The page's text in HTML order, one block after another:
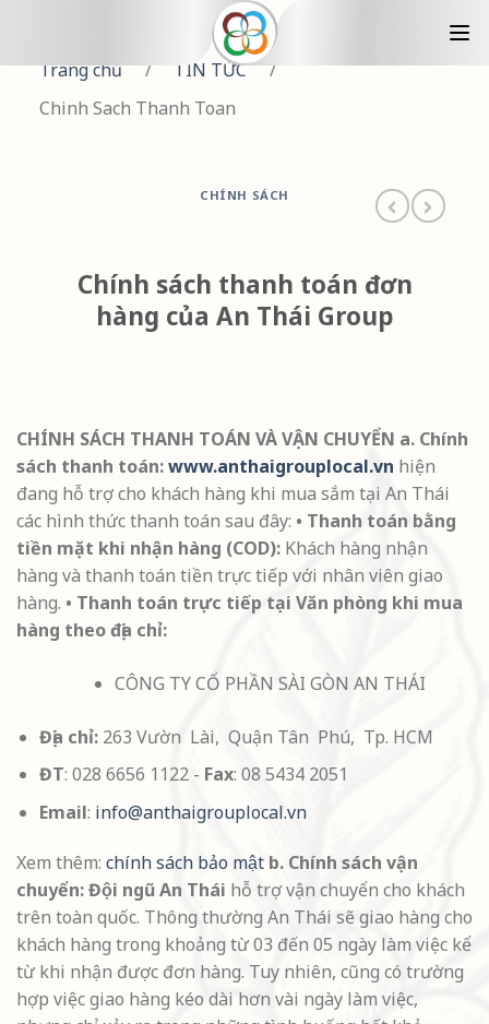
Trang chủ / TIN TỨC
/
Chinh Sach Thanh Toan
CHÍNH SÁCH
Chính sách thanh toán đơn
hàng của An Thái Group
CHÍNH SÁCH THANH TOÁN VÀ VẬN CHUYỂN a. Chính
sách thanh toán:www.anthaigrouplocal.vn hiện
đang hỗ trợ cho khách hàng khi mua sắm tại An Thái
các hình thức thanh toán sau đây: • Thanh toán bằng
tiền mặt khi nhận hàng (COD): Khách hàng nhận
hàng và thanh toán tiền trực tiếp với nhân viên giao
hàng. • Thanh toán trực tiếp tại Văn phòng khi mua
hàng theo địa chỉ:
CÔNG TY CỔ PHẦN SÀI GÒN AN THÁI
Địa chỉ: 263 Vườn Lài, Quận Tân Phú, Tp. HCM
ĐT: 028 6656 1122 - Fax: 08 5434 2051
Email: info@anthaigrouplocal.vn
Xem thêm: chính sách bảo mật b. Chính sách vận
chuyển:Đội ngũ An Thái hỗ trợ vận chuyển cho khách
trên toàn quốc. Thông thường An Thái sẽ giao hàng cho
khách hàng trong khoảng từ 03 đến 05 ngày làm việc kể
từ khi nhận được đơn hàng. Tuy nhiên, cũng có trường
hợp việc giao hàng kéo dài hơn vài ngày làm việc,